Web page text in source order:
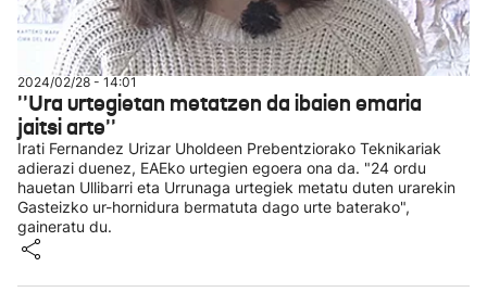
2024/02/28 - 14:01
''Ura urtegietan metatzen da ibaien emaria
jaitsi arte''
Irati Fernandez Urizar Uholdeen Prebentziorako Teknikariak
adierazi duenez, EAEko urtegien egoera ona da. "24 ordu
hauetan Ullibarri eta Urrunaga urtegiek metatu duten urarekin
Gasteizko ur-hornidura bermatuta dago urte baterako",
gaineratu du.